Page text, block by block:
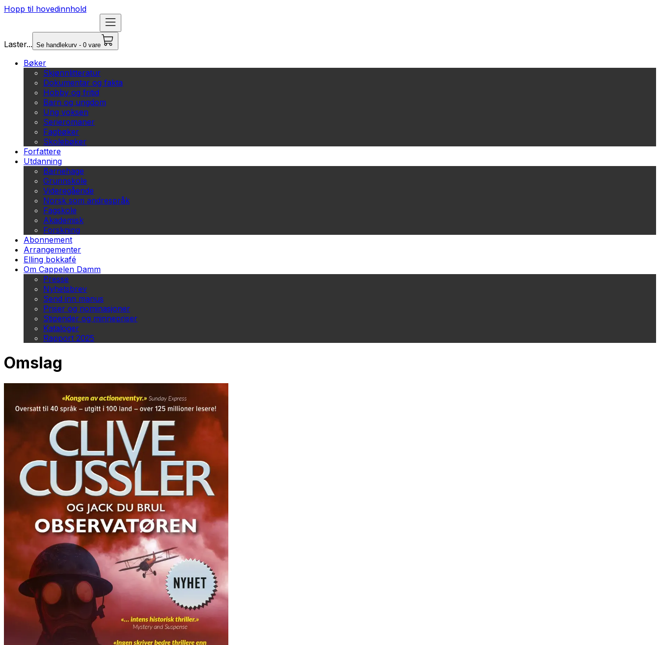
Hopp til hovedinnhold
Laster... Se handlekurv - 0 vare
Bøker
Skjønnlitteratur
Dokumentar og fakta
Hobby og fritid
Barn og ungdom
Ung voksen
Serieromaner
Fagbøker
Skolebøker
Forfattere
Utdanning
Barnehage
Grunnskole
Videregående
Norsk som andrespråk
Fagskole
Akademisk
Forskning
Abonnement
Arrangementer
Elling bokkafé
Om Cappelen Damm
Presse
Nyhetsbrev
Send inn manus
Priser og nominasjoner
Stipender og minnepriser
Kataloger
Rapport 2025
Omslag